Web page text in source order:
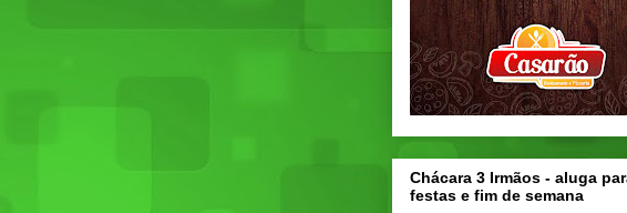
Chácara 3 Irmãos - aluga
festas e fim de semana